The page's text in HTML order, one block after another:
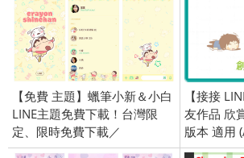
【免費 主題】蠟筆小新＆小白
LINE主題免費下載！台灣限
定、限時免費下載／
2019/10/14
【接接
友作品 欣
版本 適用